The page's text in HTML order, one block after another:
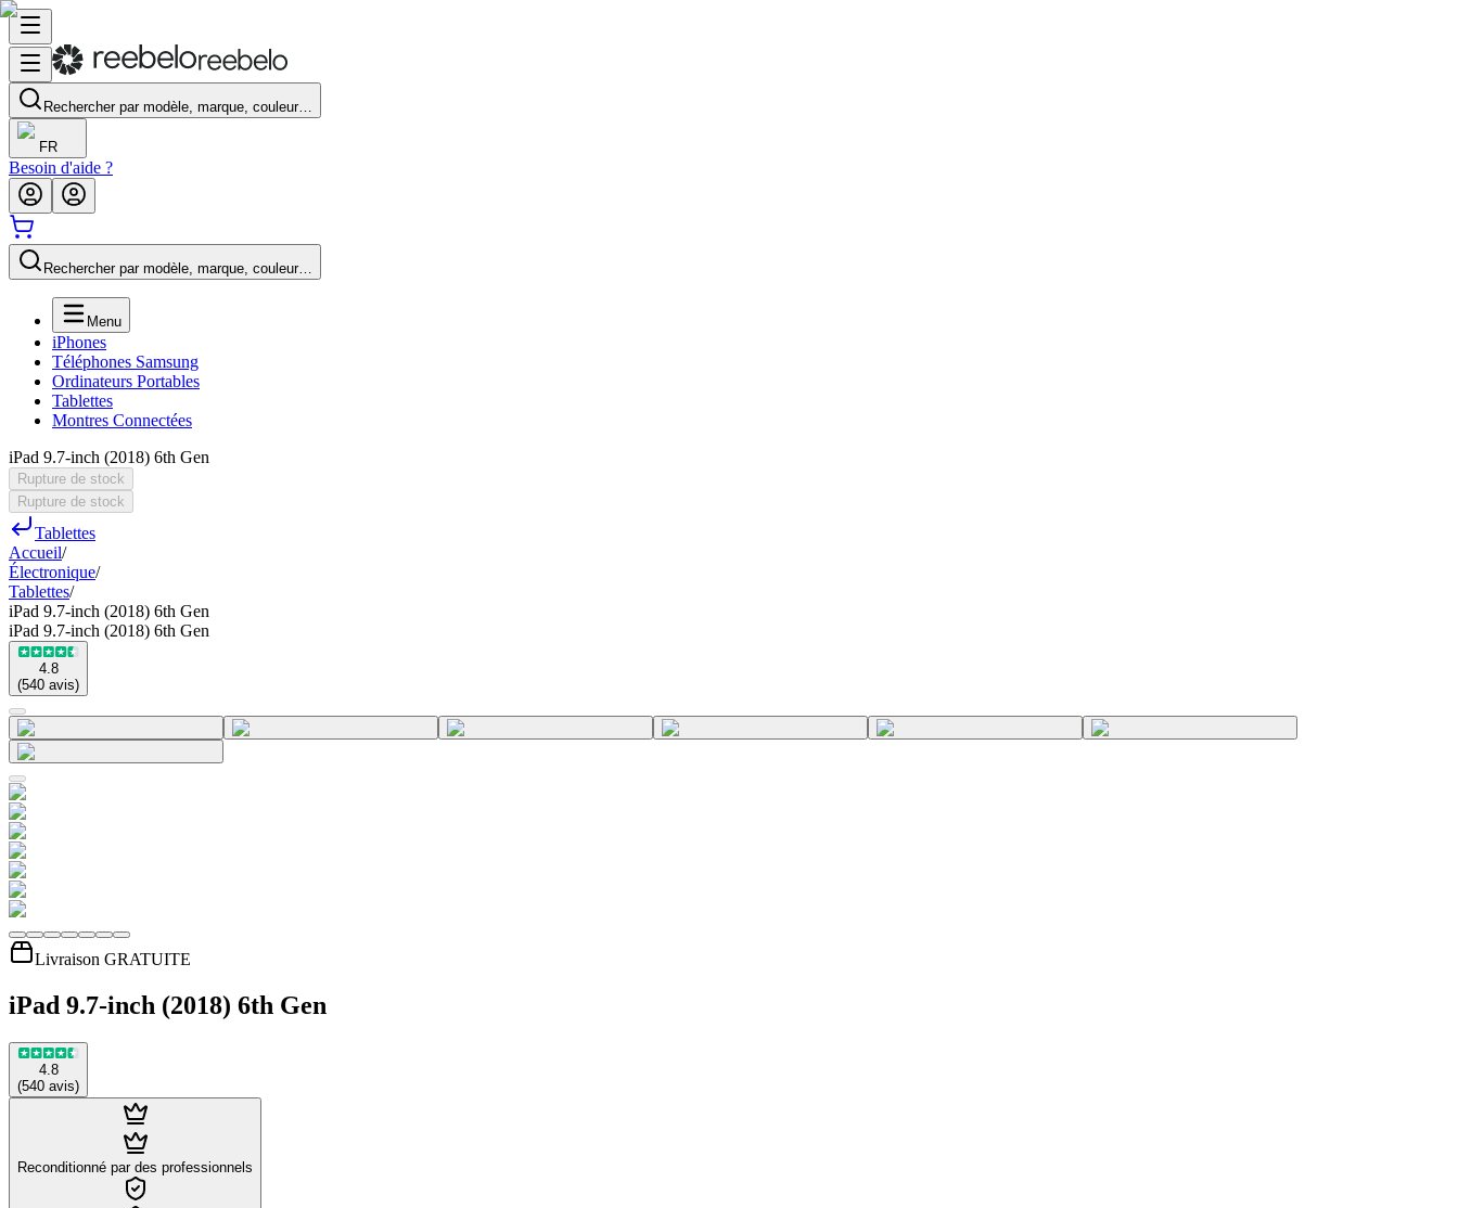
Rechercher par modèle, marque, couleur…
FR
Besoin d'aide ?
Rechercher par modèle, marque, couleur…
Menu
iPhones
Téléphones Samsung
Ordinateurs Portables
Tablettes
Montres Connectées
iPad 9.7-inch (2018) 6th Gen
Rupture de stock
Rupture de stock
Tablettes
Accueil/
Électronique/
Tablettes/
iPad 9.7-inch (2018) 6th Gen
iPad 9.7-inch (2018) 6th Gen
4.8
(540 avis)
Livraison GRATUITE
iPad 9.7-inch (2018) 6th Gen
4.8
(540 avis)
Reconditionné par des professionnels